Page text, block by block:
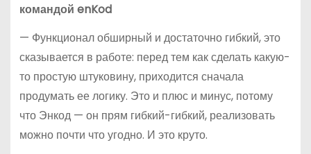
командой enKod
— Функционал обширный и достаточно гибкий, это
сказывается в работе: перед тем как сделать какую-
то простую штуковину, приходится сначала
продумать ее логику. Это и плюс и минус, потому
что Энкод — он прям гибкий-гибкий, реализовать
можно почти что угодно. И это круто.